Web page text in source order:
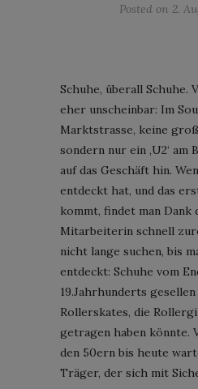
Posted on 2.
Schuhe, überall Schuhe.
eher unscheinbar: Im
Marktstrasse, keine
sondern nur ein ‚U2‘ am
auf das Geschäft hin.
entdeckt hat, und das
kommt, findet man Dank
Mitarbeiterin schnell
nicht lange suchen, bis
entdeckt: Schuhe vom
19.Jahrhunderts
Rollerskates, die
getragen haben könnte.
den 50ern bis heute
Träger, der sich mit